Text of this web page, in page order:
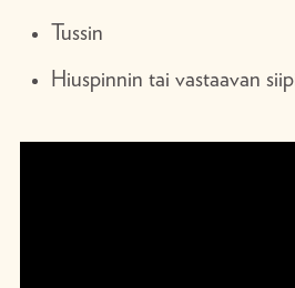
Tussin
Hiuspinnin tai vastaavan